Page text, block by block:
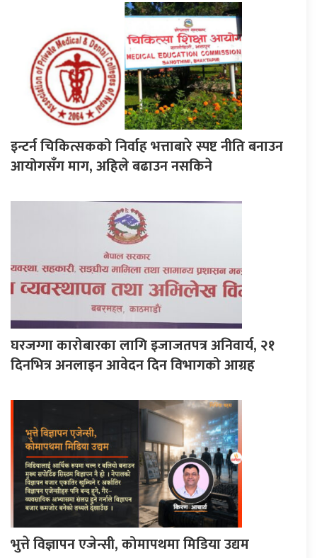
इन्टर्न चिकित्सकको निर्वाह भत्ताबारे स्पष्ट नीति बनाउन
आयोगसँग माग, अहिले बढाउन नसकिने
घरजग्गा कारोबारका लागि इजाजतपत्र अनिवार्य, २१
दिनभित्र अनलाइन आवेदन दिन विभागको आग्रह
भुत्ते विज्ञापन एजेन्सी, कोमापथमा मिडिया उद्यम